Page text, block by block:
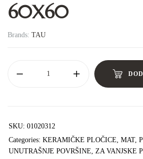
60X60
Brands: TAU
SKU: 01020312
Categories: KERAMIČKE PLOČICE MAT,
UNUTRAŠNJE POVRŠINE
ZA VANJSKE